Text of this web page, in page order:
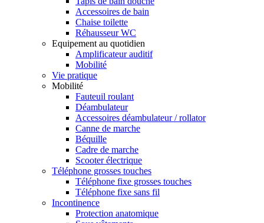
Accessoires de bain
Chaise toilette
Réhausseur WC
Equipement au quotidien
Amplificateur auditif
Mobilité
Vie pratique
Mobilité
Fauteuil roulant
Déambulateur
Accessoires déambulateur / rollator
Canne de marche
Béquille
Cadre de marche
Scooter électrique
Téléphone grosses touches
Téléphone fixe grosses touches
Téléphone fixe sans fil
Incontinence
Protection anatomique